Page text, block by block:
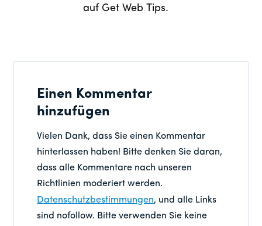
auf Get Web Tips.
Einen Kommentar
hinzufügen
Vielen Dank, dass Sie einen Kommentar
hinterlassen haben! Bitte denken Sie daran,
dass alle Kommentare nach unseren
Richtlinien moderiert werden.
Datenschutzbestimmungen, und alle Links
sind nofollow. Bitte verwenden Sie keine